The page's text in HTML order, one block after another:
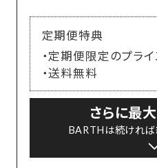
定期便特典
・定期便限定のプライ
・送料無料
さらに最
BARTHは続ければ